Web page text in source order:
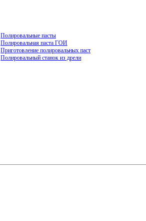
Полировальные пасты
Полировальная паста ГОИ
Приготовление полировальных паст
Полировальный станок из дрели